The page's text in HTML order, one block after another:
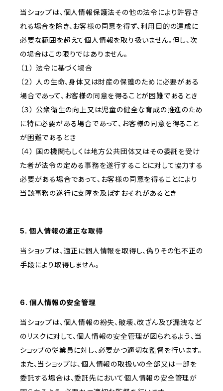
当ショップは、個人情報保護法その他の法令により許容さ
れる場合を除き、お客様の同意を得ず、利用目的の達成に
必要な範囲を超えて個人情報を取り扱いません。但し、次
の場合はこの限りではありません。
（１） 法令に基づく場合
（２） 人の生命、身体又は財産の保護のために必要がある
場合であって、お客様の同意を得ることが困難であるとき
（３） 公衆衛生の向上又は児童の健全な育成の推進のため
に特に必要がある場合であって、お客様の同意を得ること
が困難であるとき
（４） 国の機関もしくは地方公共団体又はその委託を受け
た者が法令の定める事務を遂行することに対して協力する
必要がある場合であって、お客様の同意を得ることにより
当該事務の遂行に支障を及ぼすおそれがあるとき
5. 個人情報の適正な取得
当ショップは、適正に個人情報を取得し、偽りその他不正の
手段により取得しません。
6. 個人情報の安全管理
当ショップは、個人情報の紛失、破壊、改ざん及び漏洩など
のリスクに対して、個人情報の安全管理が図られるよう、当
ショップの従業員に対し、必要かつ適切な監督を行います。
また、当ショップは、個人情報の取扱いの全部又は一部を
委託する場合は、委託先において個人情報の安全管理が